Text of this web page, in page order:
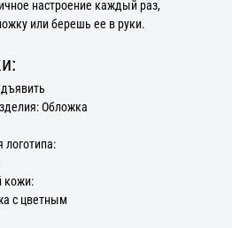
настроение каждый раз,
или берешь ее в руки.
Обложка
логотипа:
кожи:
с цветным